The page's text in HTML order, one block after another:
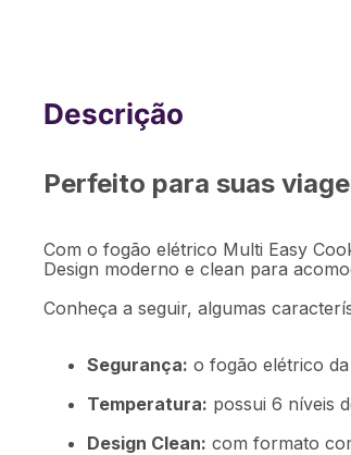
GO138
Perfeito para suas
Com o fogão elétrico Multi Easy
Design moderno e clean para
Conheça a seguir, algumas
Segurança: o fogão elétrico
Temperatura: possui 6 níveis
Design Clean: com formato